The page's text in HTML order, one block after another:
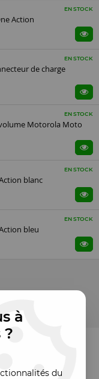
EN STOCK
Action
EN STOCK
de charge
EN STOCK
Motorola Moto
EN STOCK
blanc
EN STOCK
bleu
à
?
du